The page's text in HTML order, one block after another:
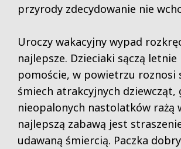
przyrody zdecydowanie nie
Uroczy wakacyjny wypad
najlepsze. Dzieciaki sączą
pomoście, w powietrzu roznosi
śmiech atrakcyjnych dziewcząt,
nieopalonych nastolatków rażą
najlepszą zabawą jest
udawaną śmiercią. Paczka